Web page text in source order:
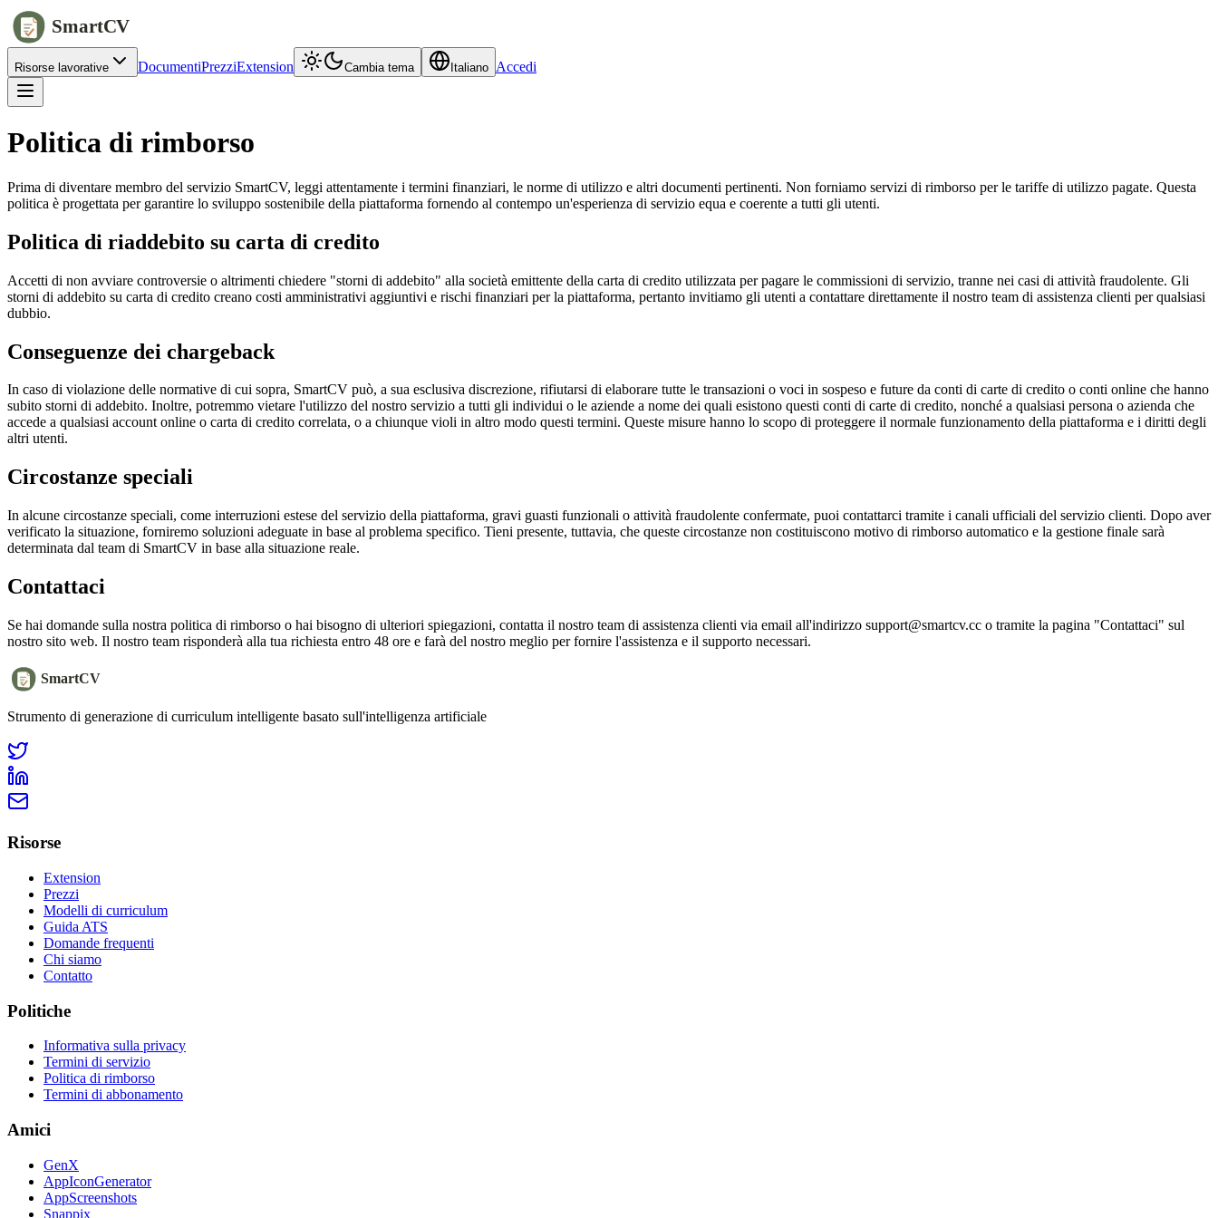
SmartCV
Risorse lavorative DocumentiPrezziExtension Cambia tema Italiano Accedi
Politica di rimborso
Prima di diventare membro del servizio SmartCV, leggi attentamente i termini finanziari, le norme di utilizzo e altri documenti pertinenti. Non forniamo servizi di rimborso per le tariffe di utilizzo pagate. Questa
politica è progettata per garantire lo sviluppo sostenibile della piattaforma fornendo al contempo un'esperienza di servizio equa e coerente a tutti gli utenti.
Politica di riaddebito su carta di credito
Accetti di non avviare controversie o altrimenti chiedere "storni di addebito" alla società emittente della carta di credito utilizzata per pagare le commissioni di servizio, tranne nei casi di attività fraudolente. Gli
storni di addebito su carta di credito creano costi amministrativi aggiuntivi e rischi finanziari per la piattaforma, pertanto invitiamo gli utenti a contattare direttamente il nostro team di assistenza clienti per qualsiasi
dubbio.
Conseguenze dei chargeback
In caso di violazione delle normative di cui sopra, SmartCV può, a sua esclusiva discrezione, rifiutarsi di elaborare tutte le transazioni o voci in sospeso e future da conti di carte di credito o conti online che hanno
subito storni di addebito. Inoltre, potremmo vietare l'utilizzo del nostro servizio a tutti gli individui o le aziende a nome dei quali esistono questi conti di carte di credito, nonché a qualsiasi persona o azienda che
accede a qualsiasi account online o carta di credito correlata, o a chiunque violi in altro modo questi termini. Queste misure hanno lo scopo di proteggere il normale funzionamento della piattaforma e i diritti degli
altri utenti.
Circostanze speciali
In alcune circostanze speciali, come interruzioni estese del servizio della piattaforma, gravi guasti funzionali o attività fraudolente confermate, puoi contattarci tramite i canali ufficiali del servizio clienti. Dopo aver
verificato la situazione, forniremo soluzioni adeguate in base al problema specifico. Tieni presente, tuttavia, che queste circostanze non costituiscono motivo di rimborso automatico e la gestione finale sarà
determinata dal team di SmartCV in base alla situazione reale.
Contattaci
Se hai domande sulla nostra politica di rimborso o hai bisogno di ulteriori spiegazioni, contatta il nostro team di assistenza clienti via email all'indirizzo support@smartcv.cc o tramite la pagina "Contattaci" sul
nostro sito web. Il nostro team risponderà alla tua richiesta entro 48 ore e farà del nostro meglio per fornire l'assistenza e il supporto necessari.
SmartCV
Strumento di generazione di curriculum intelligente basato sull'intelligenza artificiale
Risorse
Extension
Prezzi
Modelli di curriculum
Guida ATS
Domande frequenti
Chi siamo
Contatto
Politiche
Informativa sulla privacy
Termini di servizio
Politica di rimborso
Termini di abbonamento
Amici
GenX
AppIconGenerator
AppScreenshots
Snappix